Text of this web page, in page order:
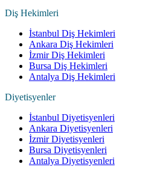
Diş Hekimleri
İstanbul Diş Hekimleri
Ankara Diş Hekimleri
İzmir Diş Hekimleri
Bursa Diş Hekimleri
Antalya Diş Hekimleri
Diyetisyenler
İstanbul Diyetisyenleri
Ankara Diyetisyenleri
İzmir Diyetisyenleri
Bursa Diyetisyenleri
Antalya Diyetisyenleri